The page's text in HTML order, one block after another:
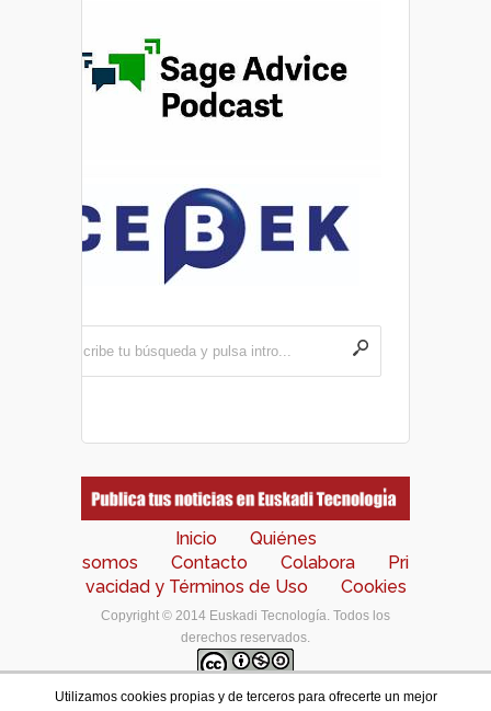
Inicio
Quiénes
somos
Contacto Colabora
Pri
vacidad y Términos de Uso
Cookies
Copyright © 2014 Euskadi Tecnología. Todos los
derechos reservados.
Los contenidos de este portal están bajo unalicencia
Utilizamos cookies propias y de terceros para ofrecerte un mejor